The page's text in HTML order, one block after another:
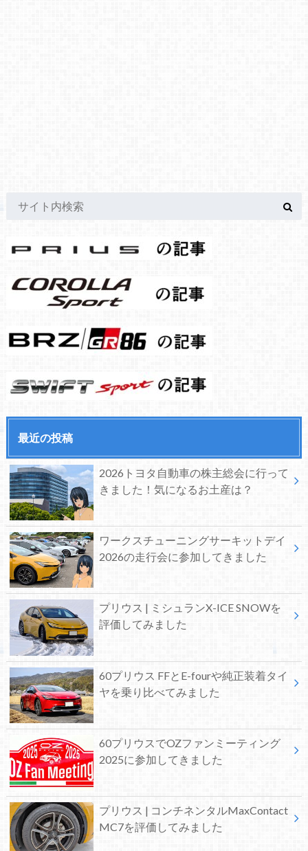
最近の投稿
2026トヨタ自動車の株主総会に行って
きました！気になるお土産は？
ワークスチューニングサーキットデイ
2026の走行会に参加してきました
プリウス | ミシュランX-ICE SNOWを
評価してみました
60プリウス FFとE-fourや純正装着タイ
ヤを乗り比べてみました
60プリウスでOZファンミーティング
2025に参加してきました
プリウス | コンチネンタルMaxContact
MC7を評価してみました